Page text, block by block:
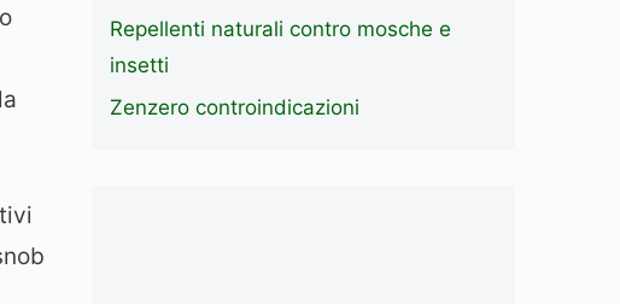
Repellenti naturali contro mosche e
insetti
Zenzero controindicazioni